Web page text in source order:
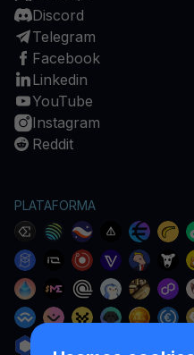
Discord
Telegram
Facebook
Linkedin
YouTube
Instagram
Reddit
PLATAFORMA